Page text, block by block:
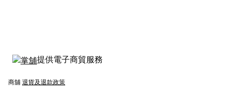
提供電子商貿服務
商舖 退貨及退款政策